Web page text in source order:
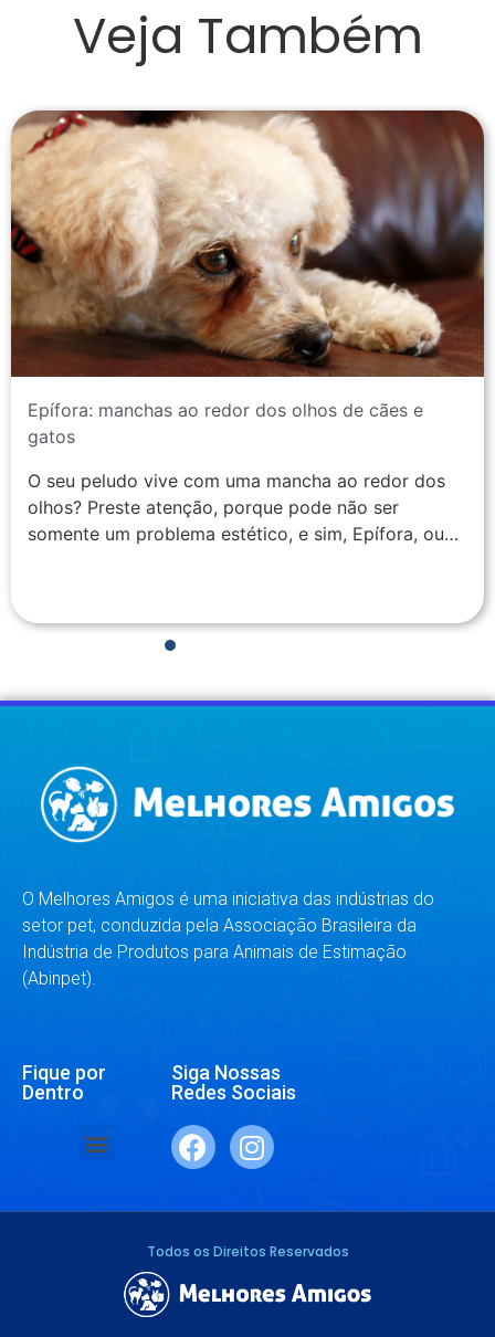
Veja Também
Epífora: manchas ao redor dos olhos de cães e
gatos
O seu peludo vive com uma mancha ao redor dos
olhos? Preste atenção, porque pode não ser
somente um problema estético, e sim, Epífora, ou…
O Melhores Amigos é uma iniciativa das indústrias do
setor pet, conduzida pela Associação Brasileira da
Indústria de Produtos para Animais de Estimação
(Abinpet).
Fique por
Dentro
Siga Nossas
Redes Sociais
Todos os Direitos Reservados